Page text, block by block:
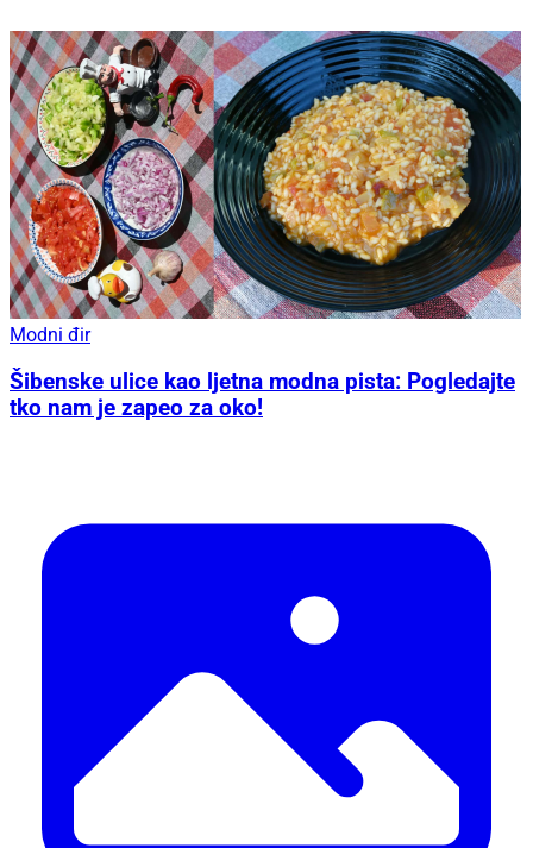
Modni đir
Šibenske ulice kao ljetna modna pista: Pogledajte
tko nam je zapeo za oko!